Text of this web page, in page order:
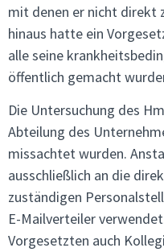
mit denen er nicht direkt
hinaus hatte ein
alle seine
öffentlich gemacht
Die Untersuchung des
Abteilung des
missachtet wurden.
ausschließlich an die
zuständigen
E-Mailverteiler
Vorgesetzten auch